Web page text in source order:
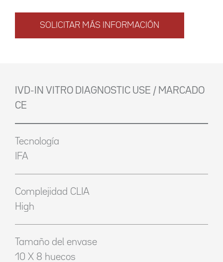
SOLICITAR MÁS INFORMACIÓN
IVD-IN VITRO DIAGNOSTIC USE / MARCADO
CE
Tecnología
IFA
Complejidad CLIA
High
Tamaño del envase
10 X 8 huecos